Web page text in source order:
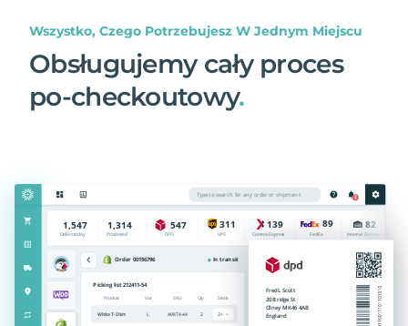
Wszystko, Czego Potrzebujesz W Jednym Miejscu
Obsługujemy cały proces
po-checkoutowy.